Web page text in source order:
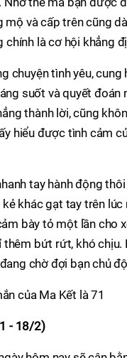
mộ và cấp trên cũng
chính là cơ hội khẳng
chuyện tình yêu, cung
suốt và quyết đoán
thành lời, cũng
hiểu được tình cảm
tay hành động
khác gạt tay trên lúc
bày tỏ một lần cho
thêm bứt rứt, khó chịu.
chờ đợi bạn chủ
của Ma Kết là 71
- 18/2)